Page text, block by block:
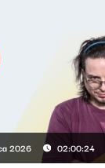
Mann, Zuzanna Iłenda
2026 02:00:24